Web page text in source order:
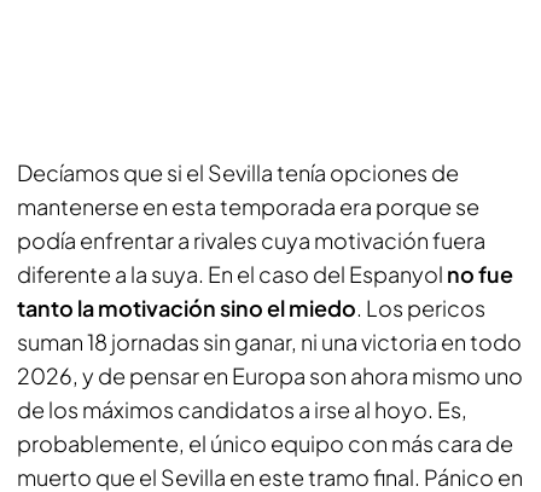
Decíamos que si el Sevilla tenía opciones de
mantenerse en esta temporada era porque se
podía enfrentar a rivales cuya motivación fuera
diferente a la suya. En el caso del Espanyol no fue
tanto la motivación sino el miedo. Los pericos
suman 18 jornadas sin ganar, ni una victoria en todo
2026, y de pensar en Europa son ahora mismo uno
de los máximos candidatos a irse al hoyo. Es,
probablemente, el único equipo con más cara de
muerto que el Sevilla en este tramo final. Pánico en